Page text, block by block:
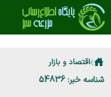
اقتصاد و بازار
شناسه خبر: 54836